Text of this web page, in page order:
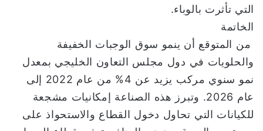
التي تأثرت بالوباء.
الخاتمة
من المتوقع أن ينمو سوق الوجبات الخفيفة
والحلويات في دول مجلس التعاون الخليجي بمعدل
نمو سنوي مركب يزيد عن 4% من عام 2022 إلى
عام 2026. وتبرز هذه الصناعة إمكانيات مشجعة
للكيانات التي تحاول دخول القطاع والاستحواذ على